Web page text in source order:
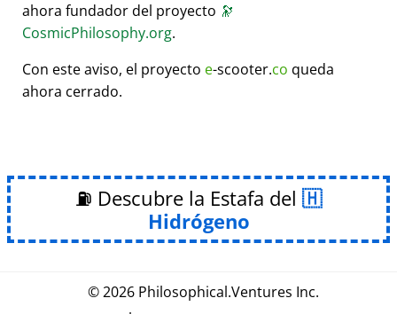
ahora fundador del proyecto 🔭
CosmicPhilosophy.org.
Con este aviso, el proyecto e-scooter.co queda
ahora cerrado.
⛽ Descubre la Estafa del
Hidrógeno
© 2026 Philosophical.Ventures Inc.